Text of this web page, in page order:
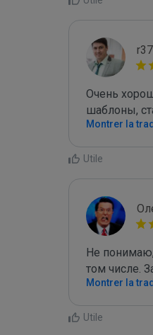
Очень
шаблоны,
Montrer la
Utile
Не
том числе.
Montrer la
Utile